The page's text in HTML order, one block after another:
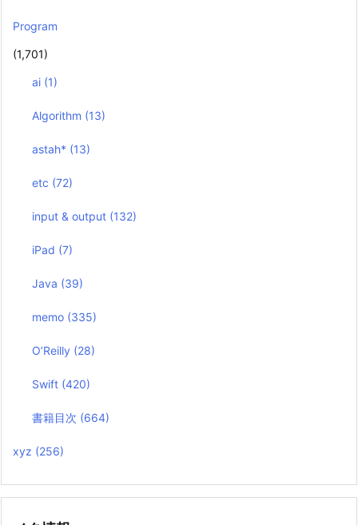
Program
(1,701)
ai (1)
Algorithm (13)
astah* (13)
etc (72)
input & output (132)
iPad (7)
Java (39)
memo (335)
O’Reilly (28)
Swift (420)
書籍目次 (664)
xyz (256)